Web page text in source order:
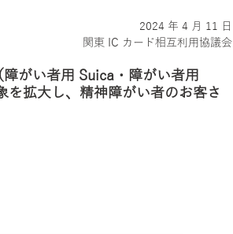
2024 年 4 月 11 日
関東 IC カード相互利用協議会
がい者用 Suica・障がい者用
を拡大し、精神障がい者のお客さ